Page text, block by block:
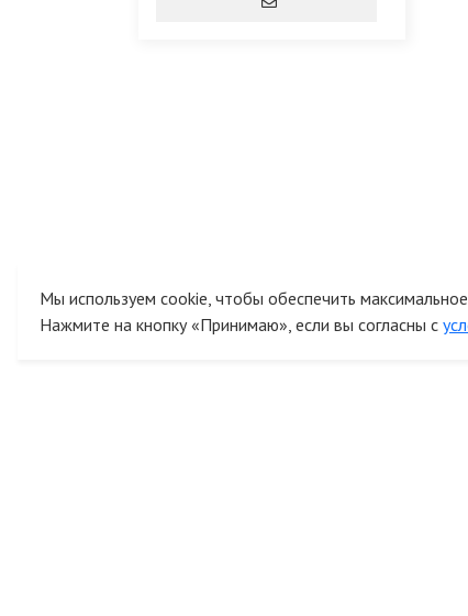
Мы используем cookie, чтобы обеспечить
Нажмите на кнопку «Принимаю», если вы согласны с